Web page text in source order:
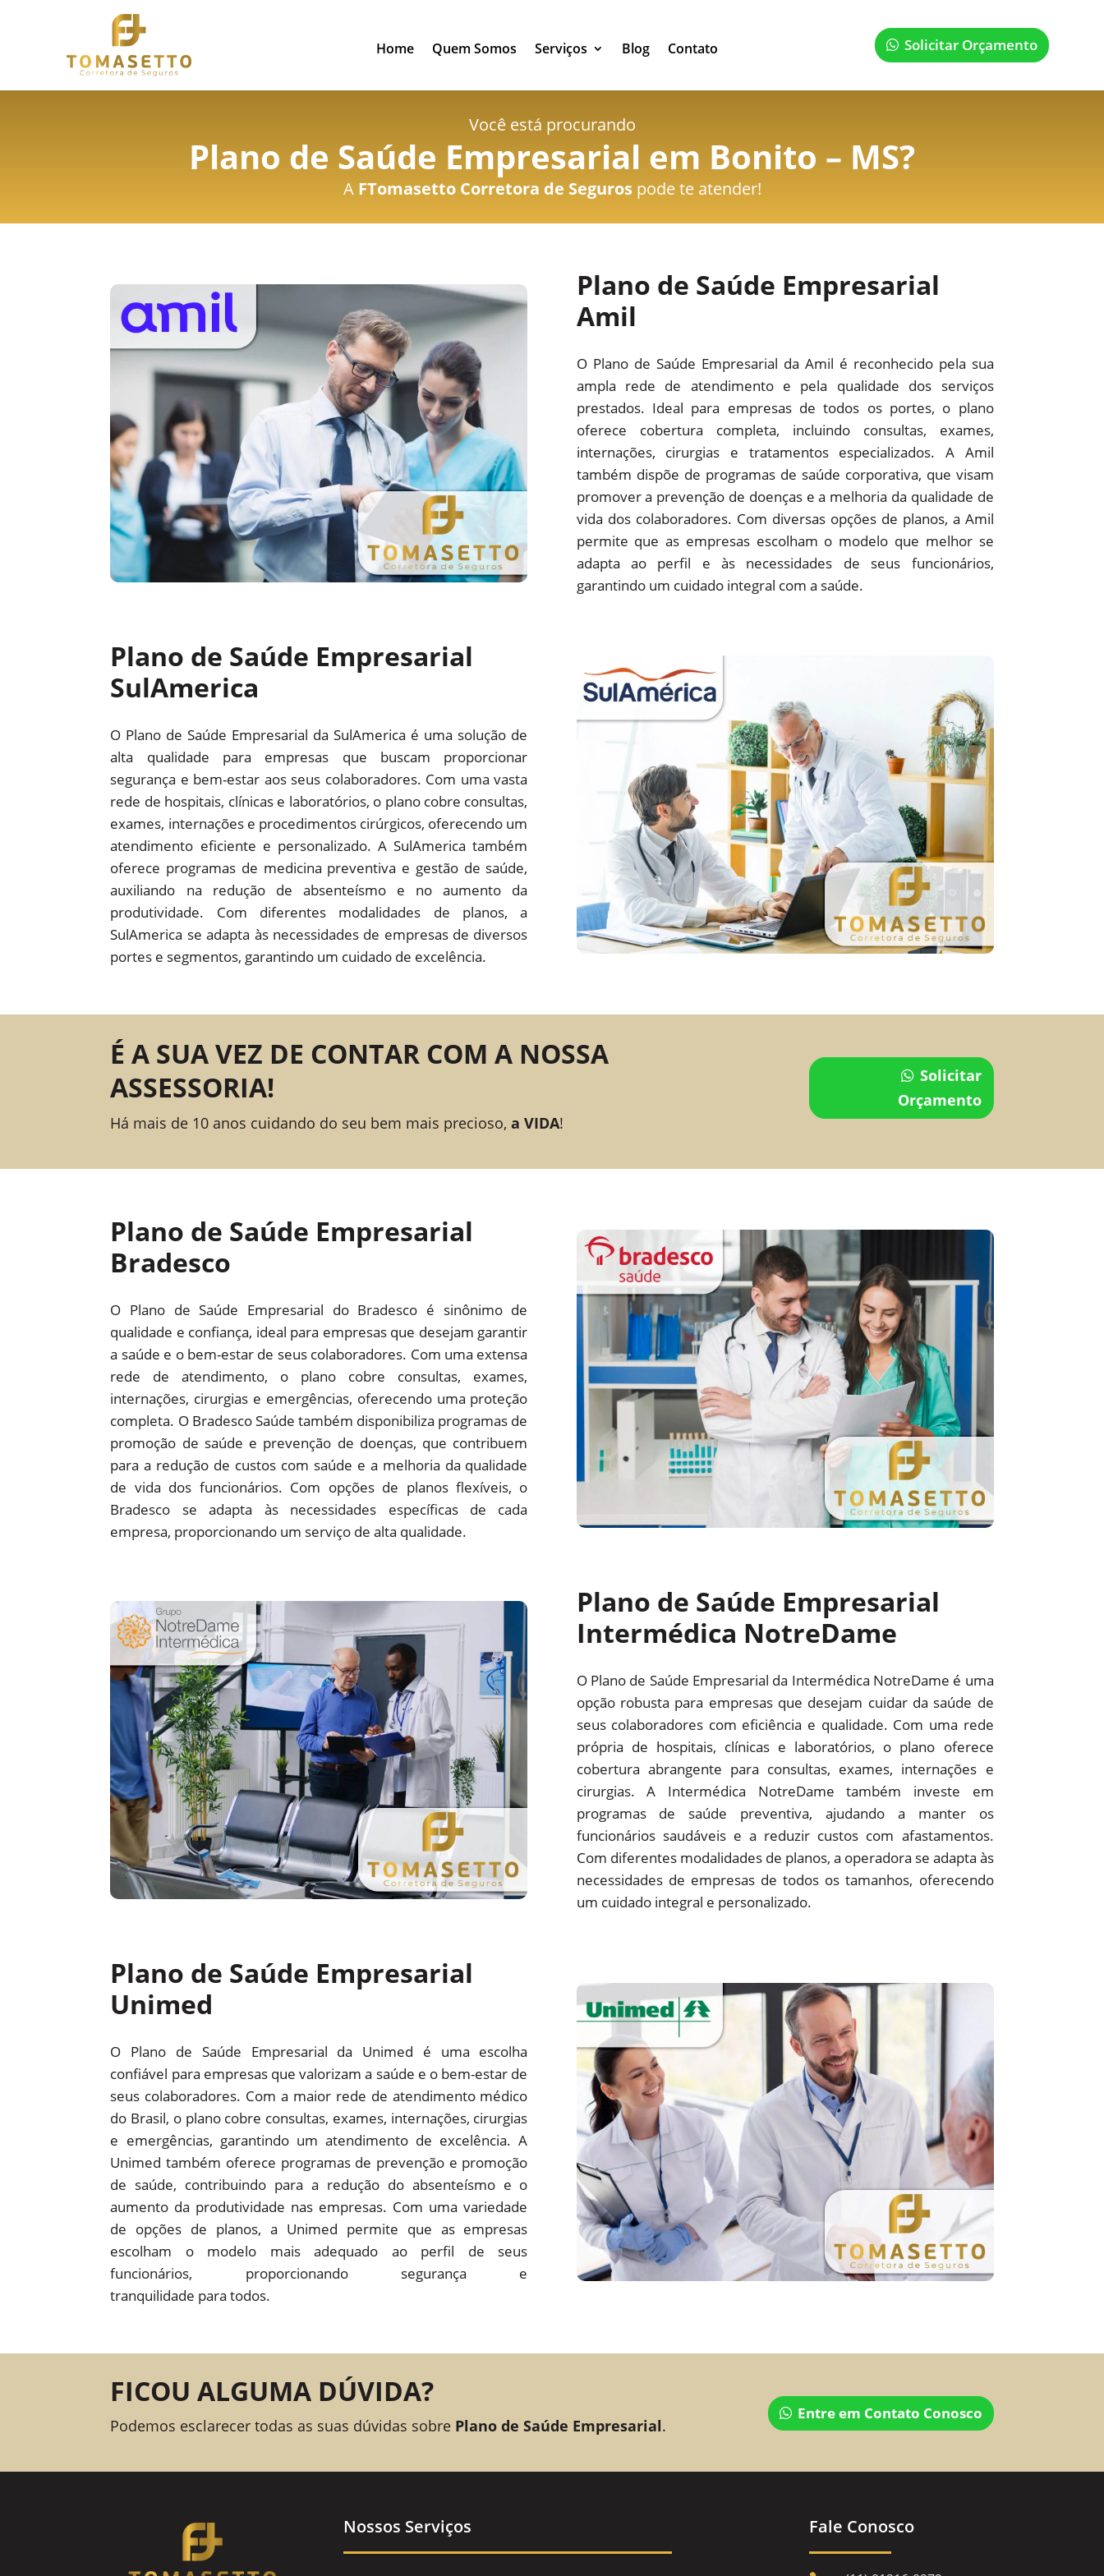
Home Quem Somos Serviços Blog Contato Solicitar Orçamento
Você está procurando
Plano de Saúde Empresarial em Bonito – MS?
A FTomasetto Corretora de Segurospode te atender!
Plano de Saúde Empresarial
Amil
O Plano de Saúde Empresarial da Amil é reconhecido pela sua
ampla rede de atendimento e pela qualidade dos serviços
prestados. Ideal para empresas de todos os portes, o plano
oferece cobertura completa, incluindo consultas, exames,
internações, cirurgias e tratamentos especializados. A Amil
também dispõe de programas de saúde corporativa, que visam
promover a prevenção de doenças e a melhoria da qualidade de
vida dos colaboradores. Com diversas opções de planos, a Amil
permite que as empresas escolham o modelo que melhor se
adapta ao perfil e às necessidades de seus funcionários,
garantindo um cuidado integral com a saúde.
Plano de Saúde Empresarial
SulAmerica
O Plano de Saúde Empresarial da SulAmerica é uma solução de
alta qualidade para empresas que buscam proporcionar
segurança e bem-estar aos seus colaboradores. Com uma vasta
rede de hospitais, clínicas e laboratórios, o plano cobre consultas,
exames, internações e procedimentos cirúrgicos, oferecendo um
atendimento eficiente e personalizado. A SulAmerica também
oferece programas de medicina preventiva e gestão de saúde,
auxiliando na redução de absenteísmo e no aumento da
produtividade. Com diferentes modalidades de planos, a
SulAmerica se adapta às necessidades de empresas de diversos
portes e segmentos, garantindo um cuidado de excelência.
É A SUA VEZ DE CONTAR COM A NOSSA
ASSESSORIA!
Há mais de 10 anos cuidando do seu bem mais precioso,a VIDA!
Solicitar
Orçamento
Plano de Saúde Empresarial
Bradesco
O Plano de Saúde Empresarial do Bradesco é sinônimo de
qualidade e confiança, ideal para empresas que desejam garantir
a saúde e o bem-estar de seus colaboradores. Com uma extensa
rede de atendimento, o plano cobre consultas, exames,
internações, cirurgias e emergências, oferecendo uma proteção
completa. O Bradesco Saúde também disponibiliza programas de
promoção de saúde e prevenção de doenças, que contribuem
para a redução de custos com saúde e a melhoria da qualidade
de vida dos funcionários. Com opções de planos flexíveis, o
Bradesco se adapta às necessidades específicas de cada
empresa, proporcionando um serviço de alta qualidade.
Plano de Saúde Empresarial
Intermédica NotreDame
O Plano de Saúde Empresarial da Intermédica NotreDame é uma
opção robusta para empresas que desejam cuidar da saúde de
seus colaboradores com eficiência e qualidade. Com uma rede
própria de hospitais, clínicas e laboratórios, o plano oferece
cobertura abrangente para consultas, exames, internações e
cirurgias. A Intermédica NotreDame também investe em
programas de saúde preventiva, ajudando a manter os
funcionários saudáveis e a reduzir custos com afastamentos.
Com diferentes modalidades de planos, a operadora se adapta às
necessidades de empresas de todos os tamanhos, oferecendo
um cuidado integral e personalizado.
Plano de Saúde Empresarial
Unimed
O Plano de Saúde Empresarial da Unimed é uma escolha
confiável para empresas que valorizam a saúde e o bem-estar de
seus colaboradores. Com a maior rede de atendimento médico
do Brasil, o plano cobre consultas, exames, internações, cirurgias
e emergências, garantindo um atendimento de excelência. A
Unimed também oferece programas de prevenção e promoção
de saúde, contribuindo para a redução do absenteísmo e o
aumento da produtividade nas empresas. Com uma variedade
de opções de planos, a Unimed permite que as empresas
escolham o modelo mais adequado ao perfil de seus
funcionários, proporcionando segurança e
tranquilidade para todos.
FICOU ALGUMA DÚVIDA?
Podemos esclarecer todas as suas dúvidas sobre Plano de Saúde Empresarial.
Entre em Contato Conosco
Nossos Serviços Fale Conosco